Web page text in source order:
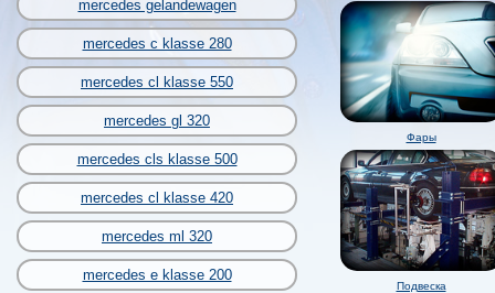
mercedes gelandewagen
mercedes c klasse 280
mercedes cl klasse 550
mercedes gl 320
mercedes cls klasse 500
mercedes cl klasse 420
mercedes ml 320
mercedes e klasse 200
Фары
Подвеска